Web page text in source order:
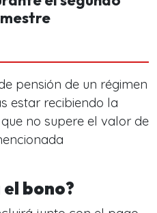
pensión de un régimen
estar recibiendo la
no supere el valor de
el bono?